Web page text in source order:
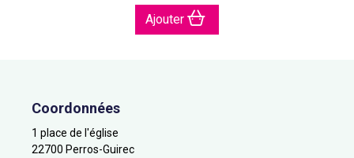
Ajouter
Coordonnées
1 place de l'église
22700 Perros-Guirec